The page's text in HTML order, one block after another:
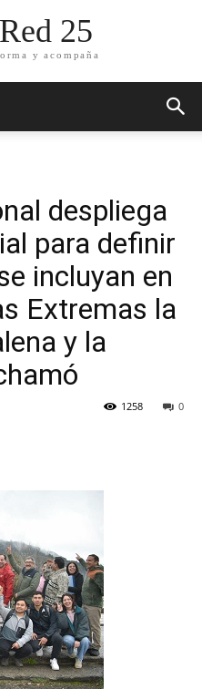
25
y acompaña
despliega
para definir
incluyan en
Extremas la
y la
0
1258